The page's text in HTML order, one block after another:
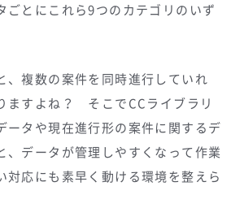
ごとにこれら9つのカテゴリのいず
、複数の案件を同時進行していれ
ますよね？ そこでCCライブラリ
ータや現在進行形の案件に関するデ
、データが管理しやすくなって作業
対応にも素早く動ける環境を整えら